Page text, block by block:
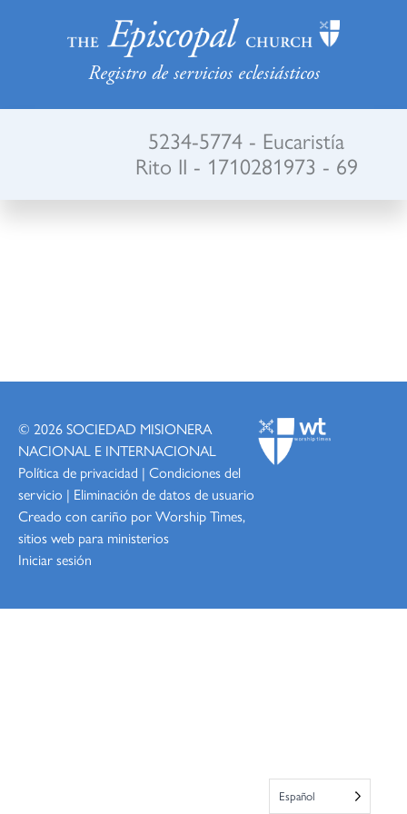
Registro de servicios eclesiásticos
5234-5774 - Eucaristía
Rito II - 1710281973 - 69
© 2026SOCIEDAD MISIONERA
NACIONAL E INTERNACIONAL
Política de privacidad | Condiciones del
servicio | Eliminación de datos de usuario
Creado con cariño por WorshipTimes,
sitios web para ministerios
Iniciar sesión
Español